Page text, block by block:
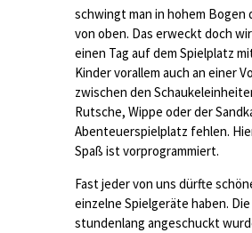
schwingt man in hohem
von oben. Das erweckt doch
einen Tag auf dem Spielplatz
Kinder vorallem auch an einer
zwischen den
Rutsche, Wippe oder der
Abenteuerspielplatz fehlen.
Spaß ist vorprogrammiert.
Fast jeder von uns dürfte
einzelne Spielgeräte haben.
stundenlang angeschuckt